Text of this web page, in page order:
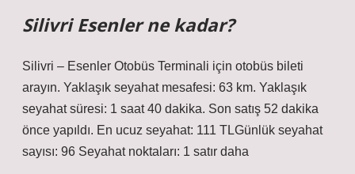
Silivri Esenler ne kadar?
Silivri – Esenler Otobüs Terminali için otobüs bileti
arayın. Yaklaşık seyahat mesafesi: 63 km. Yaklaşık
seyahat süresi: 1 saat 40 dakika. Son satış 52 dakika
önce yapıldı. En ucuz seyahat: 111 TLGünlük seyahat
sayısı: 96 Seyahat noktaları: 1 satır daha